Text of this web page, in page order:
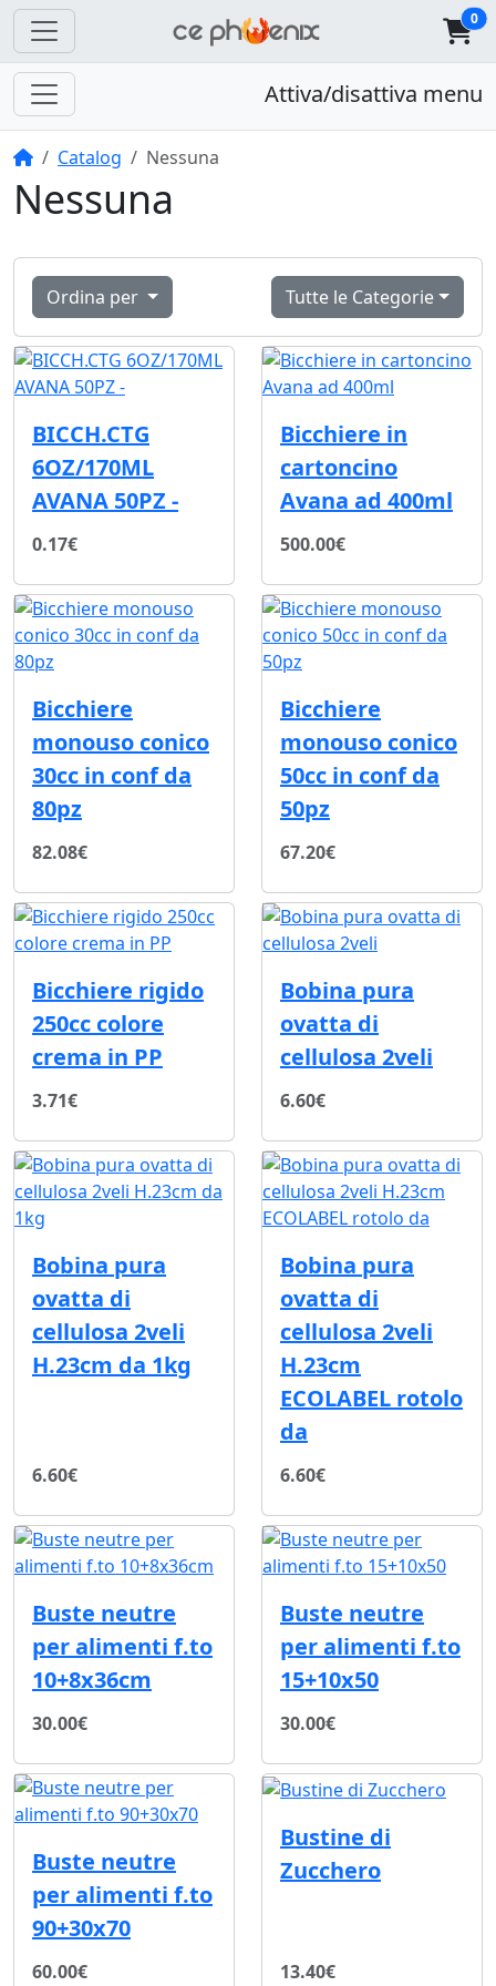
0
Attiva/disattiva menu
HomeCatalog Nessuna
Nessuna
Ordina per Tutte le Categorie
BICCH.CTG
6OZ/170ML
AVANA 50PZ -
0.17€
Bicchiere in
cartoncino
Avana ad 400ml
500.00€
Bicchiere
monouso conico
30cc in conf da
80pz
82.08€
Bicchiere
monouso conico
50cc in conf da
50pz
67.20€
Bicchiere rigido
250cc colore
crema in PP
3.71€
Bobina pura
ovatta di
cellulosa 2veli
6.60€
Bobina pura
ovatta di
cellulosa 2veli
H.23cm da 1kg
6.60€
Bobina pura
ovatta di
cellulosa 2veli
H.23cm
ECOLABEL rotolo
da
6.60€
Buste neutre
per alimenti f.to
10+8x36cm
30.00€
Buste neutre
per alimenti f.to
15+10x50
30.00€
Buste neutre
per alimenti f.to
90+30x70
60.00€
Bustine di
Zucchero
13.40€